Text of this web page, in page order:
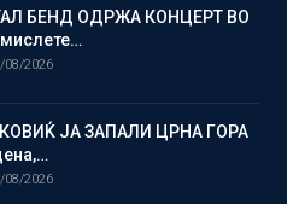
БЕНД ОДРЖА КОНЦЕРТ ВО
08/2026
ЈА ЗАПАЛИ ЦРНА ГОРА
08/2026